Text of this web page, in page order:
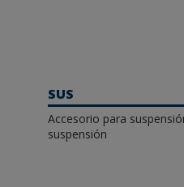
SUS
Accesorio para
suspensión